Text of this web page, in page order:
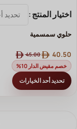
اختيار المنتج
حلوي سمسمية
45.00 40.50
خصم مقيض الدار 10%
تحديد أحد الخيارات